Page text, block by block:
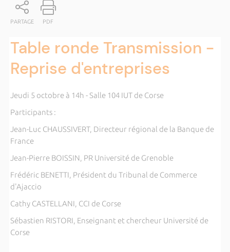
PARTAGE PDF
Table ronde Transmission -
Reprise d'entreprises
Jeudi 5 octobre à 14h - Salle 104 IUT de Corse
Participants :
Jean-Luc CHAUSSIVERT, Directeur régional de la Banque de
France
Jean-Pierre BOISSIN, PR Université de Grenoble
Frédéric BENETTI, Président du Tribunal de Commerce
d'Ajaccio
Cathy CASTELLANI, CCI de Corse
Sébastien RISTORI, Enseignant et chercheur Université de
Corse